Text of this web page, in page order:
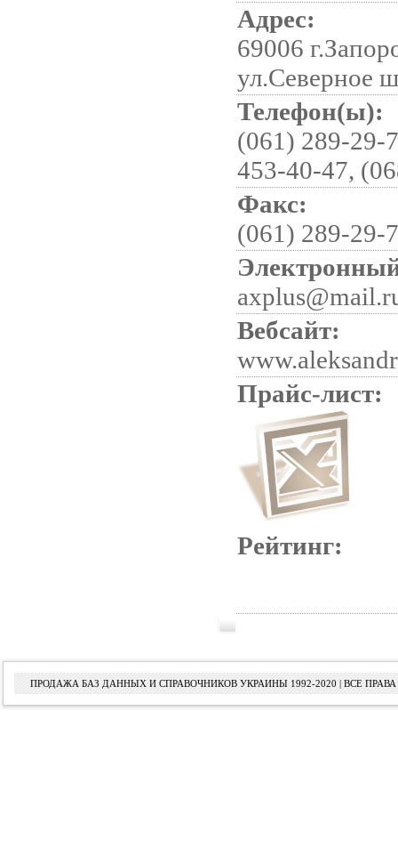
Адрес:
69006
ул.Северное
Телефон(ы):
(061) 289-29-
453-40-47,
Факс:
(061) 289-29-
Вебсайт:
Прайс-лист:
Рейтинг:
ПРОДАЖА БАЗ ДАННЫХ И СПРАВОЧНИКОВ УКРАИНЫ 1992-2020 | ВСЕ